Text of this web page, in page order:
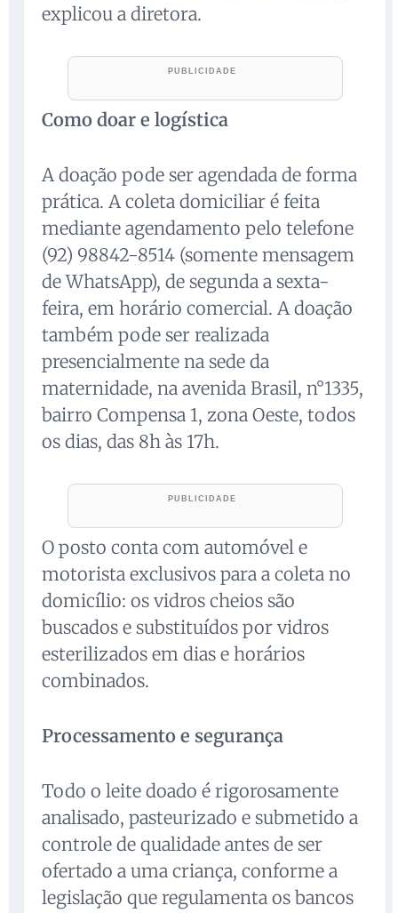
explicou a diretora.
Como doar e logística
A doação pode ser agendada de forma
prática. A coleta domiciliar é feita
mediante agendamento pelo telefone
(92) 98842-8514 (somente mensagem
de WhatsApp), de segunda a sexta-
feira, em horário comercial. A doação
também pode ser realizada
presencialmente na sede da
maternidade, na avenida Brasil, n°1335,
bairro Compensa 1, zona Oeste, todos
os dias, das 8h às 17h.
O posto conta com automóvel e
motorista exclusivos para a coleta no
domicílio: os vidros cheios são
buscados e substituídos por vidros
esterilizados em dias e horários
combinados.
Processamento e segurança
Todo o leite doado é rigorosamente
analisado, pasteurizado e submetido a
controle de qualidade antes de ser
ofertado a uma criança, conforme a
legislação que regulamenta os bancos